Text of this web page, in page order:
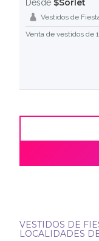
Desde $Sorlet
Vestidos de
Venta de vestidos de
VESTIDOS DE
LOCALIDADES